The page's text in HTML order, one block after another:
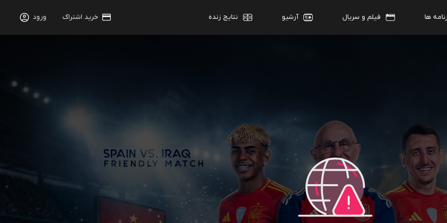
ها فیلم و سریال آرشیو نتایج زنده خرید اشتراک ورود